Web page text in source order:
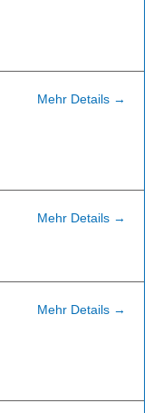
Mehr Details
Mehr Details
Mehr Details